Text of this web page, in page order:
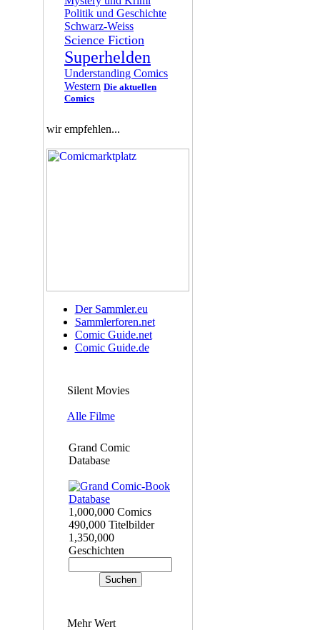
Politik und Geschichte
Schwarz-Weiss
Science Fiction
Superhelden
Understanding Comics
Western Die aktuellen
Comics
wir empfehlen...
Der Sammler.eu
Sammlerforen.net
Comic Guide.net
Comic Guide.de
Silent Movies
Alle Filme
Grand Comic
Database
1,000,000 Comics
490,000 Titelbilder
1,350,000
Geschichten
Mehr Wert